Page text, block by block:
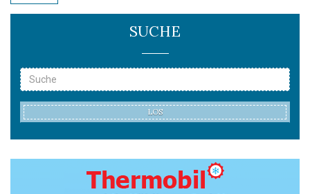
SUCHE
LOS